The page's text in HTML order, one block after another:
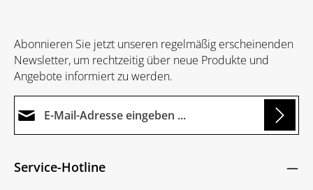
Abonnieren Sie jetzt unseren regelmäßig erscheinenden
Newsletter, um rechtzeitig über neue Produkte und
Angebote informiert zu werden.
Ich habe dieDatenschutzbestimmungen
Die mit einem Stern (*) markierten Felder sind
Service-Hotline